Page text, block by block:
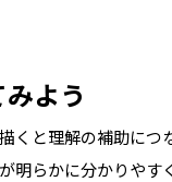
よう
くと理解の補助に
明らかに分かりや